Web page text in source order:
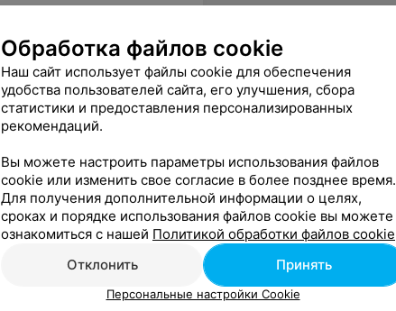
Все цены
Обработка файлов cookie
Наш сайт использует файлы cookie для обеспечения
удобства пользователей сайта, его улучшения, сбора
статистики и предоставления персонализированных
рекомендаций.
Вы можете настроить параметры использования файлов
cookie или изменить свое согласие в более позднее время.
Для получения дополнительной информации о целях,
сроках и порядке использования файлов cookie вы можете
ознакомиться с нашей Политикой обработки файлов cookie
Отклонить
Принять
Персональные настройки Cookie